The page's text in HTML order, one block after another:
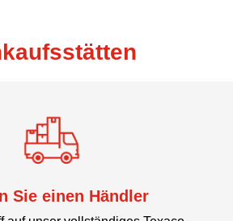
Sie einen Händler